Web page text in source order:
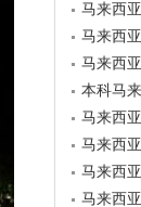
马来西
马来西
马来西
本科马
马来西
马来西
马来西
马来西